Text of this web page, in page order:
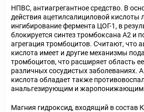
НПВС, антиагрегантное средство. В
действия ацетилсалициловой кислоты
ингибирование фермента ЦОГ-1, в
блокируется синтез тромбоксана А2 и
агрегация тромбоцитов. Считают, что
кислота имеет и другие механизмы
тромбоцитов, что расширяет область
различных сосудистых заболеваниях.
кислота обладает также
анальгезирующим и жаропонижающим
Магния гидроксид, входящий в состав